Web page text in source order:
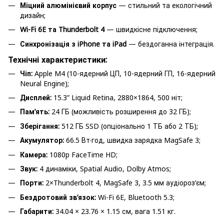
Міцний алюмінієвий корпус — стильний та екологічний
дизайн;
Wi-Fi 6E та Thunderbolt 4— швидкісне підключення;
Синхронізація з iPhone та iPad — бездоганна інтеграція.
Технічні характеристики:
Чіп: Apple M4 (10-ядерний ЦП, 10-ядерний ГП, 16-ядерний
Neural Engine);
Дисплей: 15.3” Liquid Retina, 2880×1864, 500 ніт;
Пам’ять: 24 ГБ (можливість розширення до 32 ГБ);
Зберігання: 512 ГБ SSD (опціонально 1 ТБ або 2 ТБ);
Акумулятор: 66.5 Вт·год, швидка зарядка MagSafe 3;
Камера: 1080p FaceTime HD;
Звук: 4 динаміки, Spatial Audio, Dolby Atmos;
Порти: 2×Thunderbolt 4, MagSafe 3, 3.5 мм аудіороз’єм;
Бездротовий зв’язок: Wi-Fi 6E, Bluetooth 5.3;
Габарити: 34.04 × 23.76 × 1.15 см, вага 1.51 кг.